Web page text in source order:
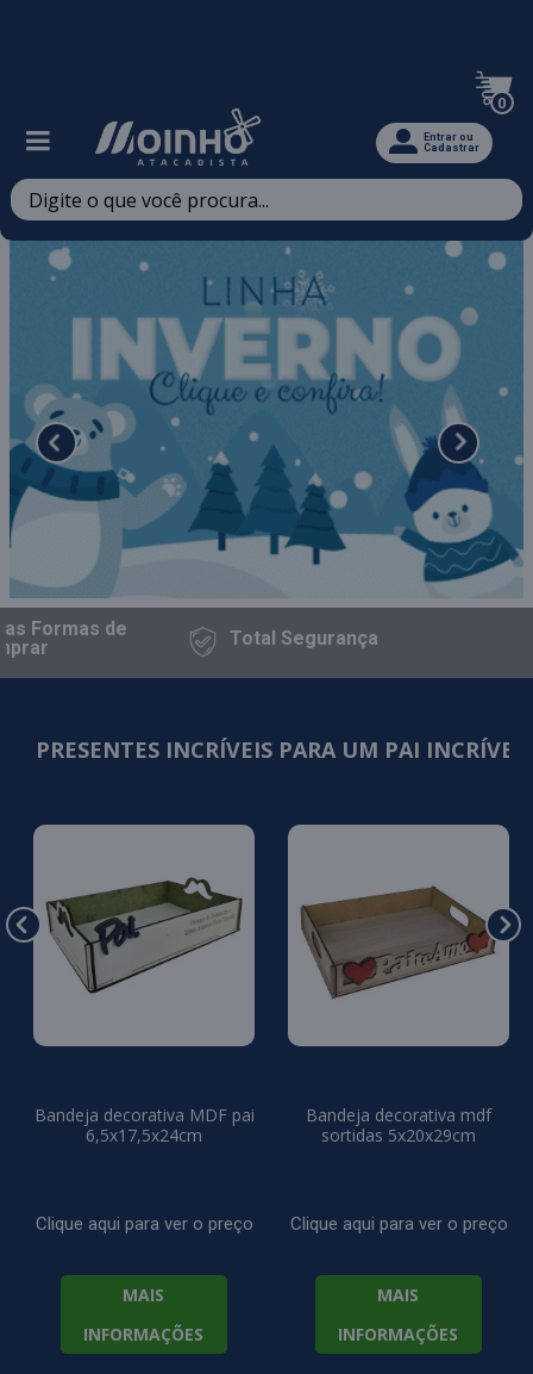
0
Entrar ou
Cadastrar
Formasde
TotalSegurança
PRESENTES INCRÍVEIS PARA UM PAI INCRÍVEL!
Bandeja decorativa MDF pai
6,5x17,5x24cm
Clique aqui para ver o preço
MAIS
INFORMAÇÕES
Bandeja decorativa mdf
sortidas 5x20x29cm
Clique aqui para ver o preço
MAIS
INFORMAÇÕES